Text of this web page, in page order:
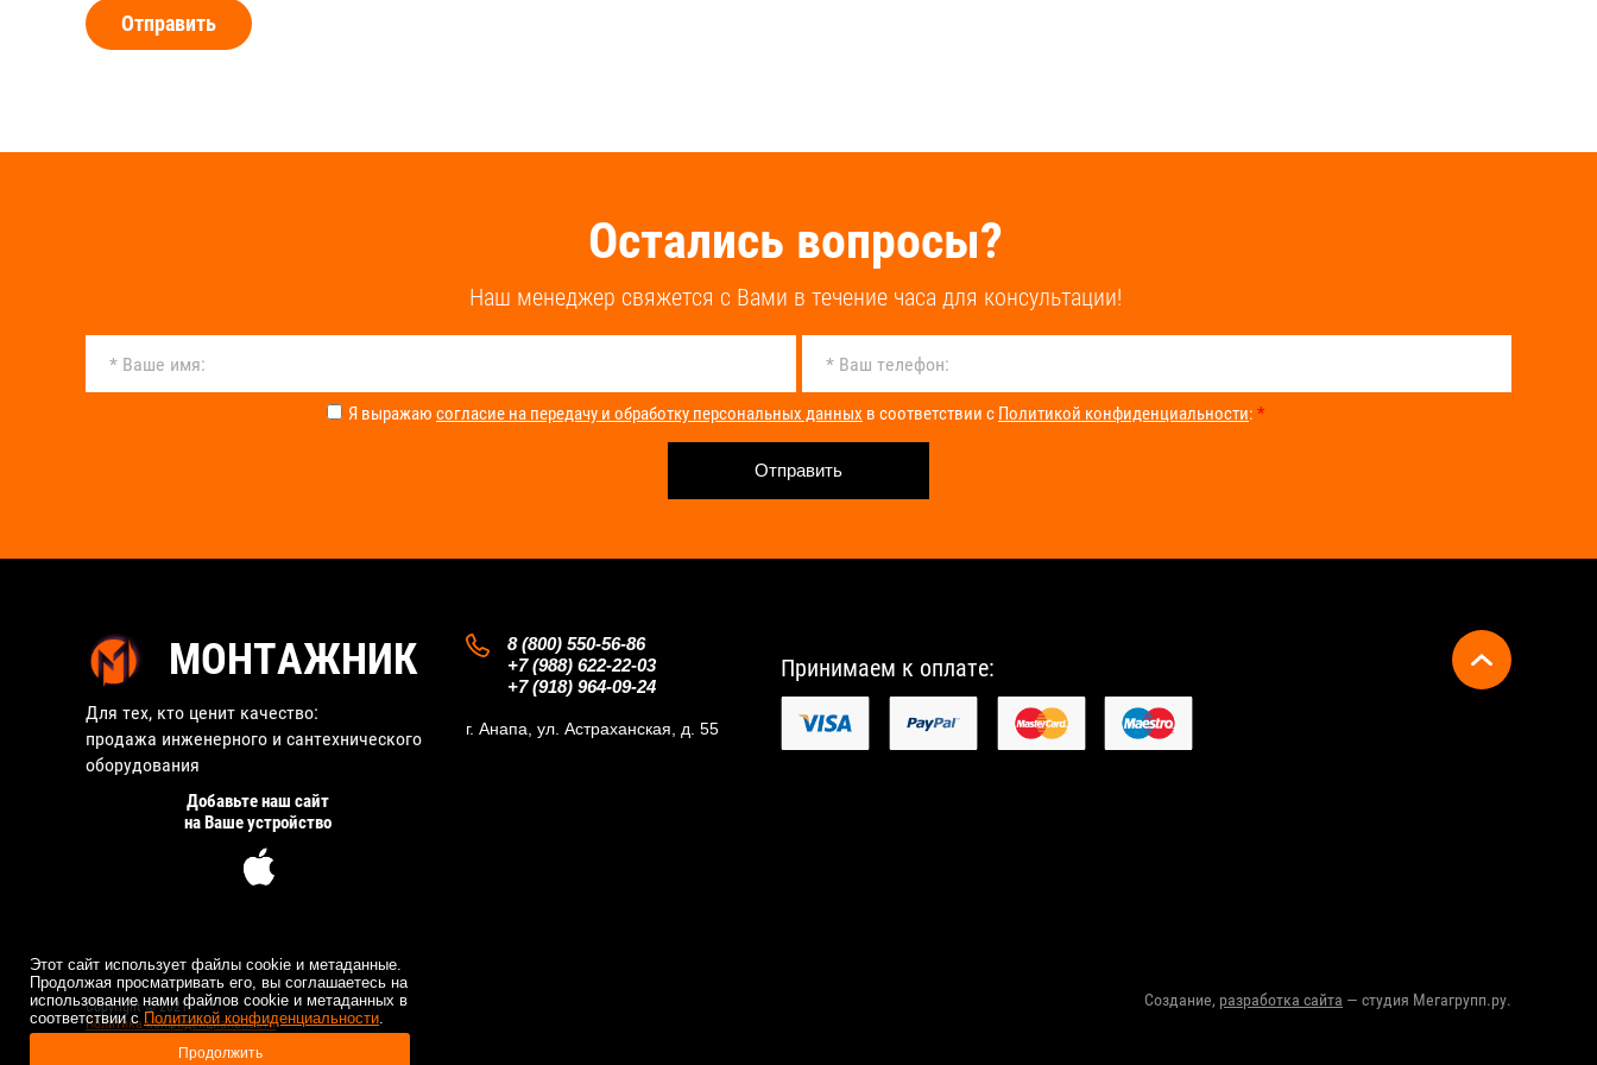
Отправить
Остались вопросы?
Наш менеджер свяжется с Вами в течение часа для консультации!
Я выражаю согласие на передачу и обработку персональных данных в соответствии с Политикой конфиденциальности: *
Отправить
МОНТАЖНИК
Для тех, кто ценит качество:
продажа инженерного и сантехнического
оборудования
Добавьте наш сайт
на Ваше устройство
8 (800) 550-56-86
+7 (988) 622-22-03
+7 (918) 964-09-24
г. Анапа, ул. Астраханская, д. 55
Принимаем к оплате:
Copyright © 2021
Политика конфиденциальности
Создание, разработка сайта — студия Мегагрупп.ру.
Этот сайт использует файлы cookie и метаданные.
Продолжая просматривать его, вы соглашаетесь на
использование нами файлов cookie и метаданных в
соответствии с Политикой конфиденциальности.
Продолжить